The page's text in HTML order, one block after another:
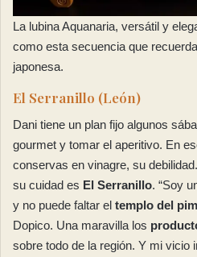
La lubina Aquanaria, versátil y
como esta secuencia que
japonesa.
El Serranillo (León)
Dani tiene un plan fijo algunos
gourmet y tomar el aperitivo. En
conservas en vinagre, su
su cuidad es El Serranillo. “Soy
y no puede faltar el templo del
Dopico. Una maravilla los
sobre todo de la región. Y mi vicio